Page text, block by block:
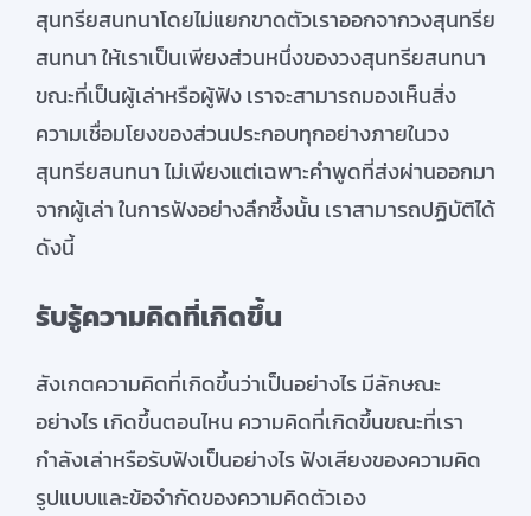
สุนทรียสนทนาโดยไม่แยกขาดตัวเราออกจากวงสุนทรีย
สนทนา ให้เราเป็นเพียงส่วนหนึ่งของวงสุนทรียสนทนา
ขณะที่เป็นผู้เล่าหรือผู้ฟัง เราจะสามารถมองเห็นสิ่ง
ความเชื่อมโยงของส่วนประกอบทุกอย่างภายในวง
สุนทรียสนทนา ไม่เพียงแต่เฉพาะคำพูดที่ส่งผ่านออกมา
จากผู้เล่า ในการฟังอย่างลึกซึ้งนั้น เราสามารถปฏิบัติได้
ดังนี้
รับรู้ความคิดที่เกิดขึ้น
สังเกตความคิดที่เกิดขึ้นว่าเป็นอย่างไร มีลักษณะ
อย่างไร เกิดขึ้นตอนไหน ความคิดที่เกิดขึ้นขณะที่เรา
กำลังเล่าหรือรับฟังเป็นอย่างไร ฟังเสียงของความคิด
รูปแบบและข้อจำกัดของความคิดตัวเอง